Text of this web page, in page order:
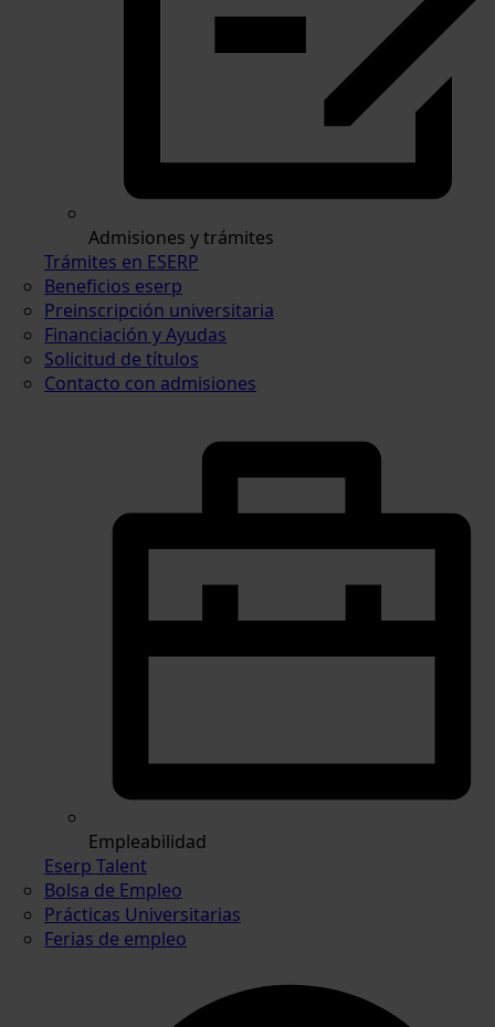
Admisiones y trámites
Trámites en ESERP
Beneficios eserp
Preinscripción universitaria
Financiación y Ayudas
Solicitud de títulos
Contacto con admisiones
Empleabilidad
Eserp Talent
Bolsa de Empleo
Prácticas Universitarias
Ferias de empleo